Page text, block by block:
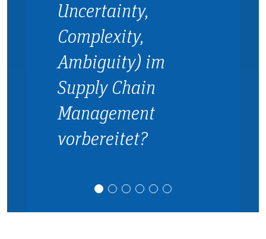
Uncertainty,
Complexity,
Ambiguity) im
Supply Chain
Management
vorbereitet?